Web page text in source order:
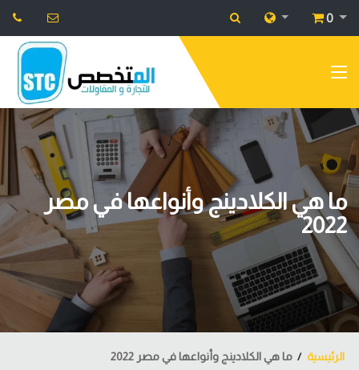
0
ما هي الكلادينج وأنواعها في مصر
2022
الرئيسية ما هي الكلادينج وأنواعها في مصر 2022